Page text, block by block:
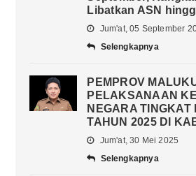
Libatkan ASN
Jum'at, 05 September
Selengkapnya
PEMPROV
PELAKSANAAN
NEGARA TINGKAT
TAHUN 2025 DI
Jum'at, 30 Mei 2025
Selengkapnya